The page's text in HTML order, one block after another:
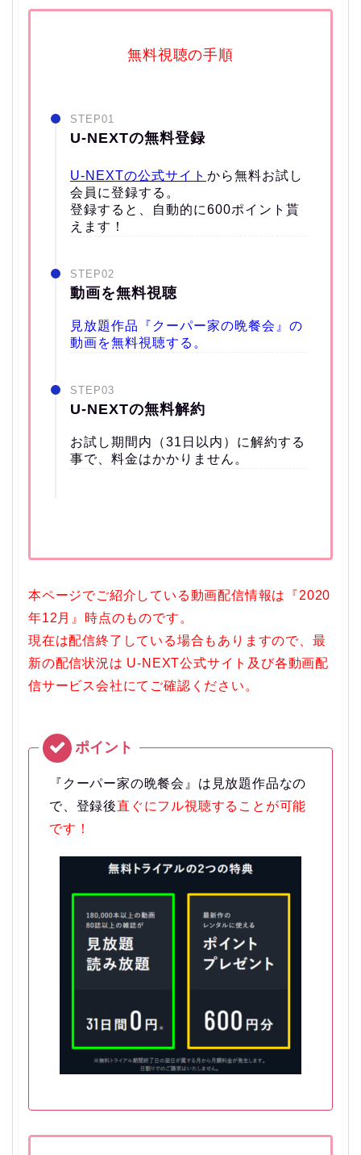
無料視聴の手順
STEP01
U-NEXTの無料登録
U-NEXTの公式サイト から無料お試し
会員に登録する。
登録すると、自動的に600ポイント貰
えます！
STEP02
動画を無料視聴
見放題作品『クーパー家の晩餐会』の
動画を無料視聴する。
STEP03
U-NEXTの無料解約
お試し期間内（31日以内）に解約する
事で、料金はかかりません。
本ページでご紹介している動画配信情報は『2020
年12月』時点のものです。
現在は配信終了している場合もありますので、最
新の配信状況は U-NEXT公式サイト及び各動画配
信サービス会社にてご確認ください。
『クーパー家の晩餐会』は見放題作品なの
で、登録後直ぐにフル視聴することが可能
です！